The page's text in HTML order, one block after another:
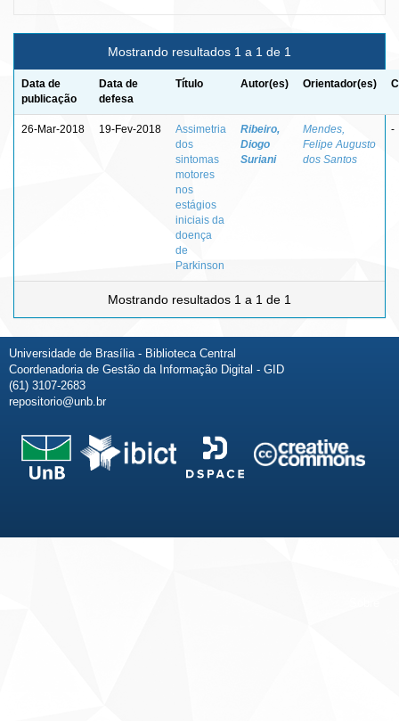
Mostrando resultados 1 a 1 de 1
Data de
publicação
Data de
defesa
Título Autor(es) Orientador(es)
26-Mar-2018 19-Fev-2018
Assimetria
dos
sintomas
motores
nos
estágios
iniciais da
doença
de
Parkinson
Ribeiro,
Diogo
Suriani
Mendes,
Felipe Augusto
dos Santos
-
Mostrando resultados 1 a 1 de 1
Universidade de Brasília - Biblioteca Central
Coordenadoria de Gestão da Informação Digital - GID
(61) 3107-2683
repositorio@unb.br